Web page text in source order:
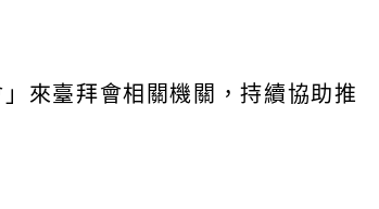
來臺拜會相關機關，持續協助推